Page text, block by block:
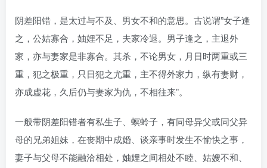
阴差阳错，是太过与不及、男女不和的意思。古说谓”女子逢
之，公姑寡合，妯娌不足，夫家冷退。男子逢之，主退外
家，亦与妻家是非寡合。其杀，不论男女，月日时两重或三
重，犯之极重，只日犯之尤重，主不得外家力，纵有妻财，
亦成虚花，久后仍与妻家为仇，不相往来”。
一般带阴差阳错者有私生子、螟蛉子，有同母异父或同父异
母的兄弟姐妹，在丧期中成婚、谈亲事时发生不愉快之事，
妻子与父母不能融洽相处，妯娌之间相处不睦、姑嫂不和、